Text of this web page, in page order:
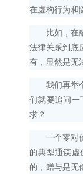
在虚构行为和
比如，在融
法律关系到底
有，显然是无
我们再举个
们就要追问一
求？
一个零对价
的典型通谋
的，赠与是无